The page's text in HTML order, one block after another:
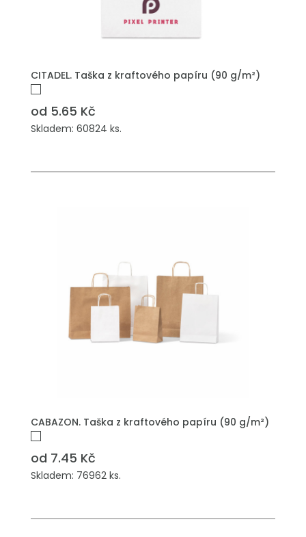
CITADEL. Taška z kraftového papíru (90 g/m²)
od 5.65 Kč
Skladem: 60824 ks.
CABAZON. Taška z kraftového papíru (90 g/m²)
od 7.45 Kč
Skladem: 76962 ks.